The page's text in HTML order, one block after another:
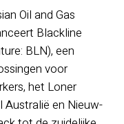
Oil and Gas
Blackline
BLN), een
voor
het Loner
Australië en Nieuw-